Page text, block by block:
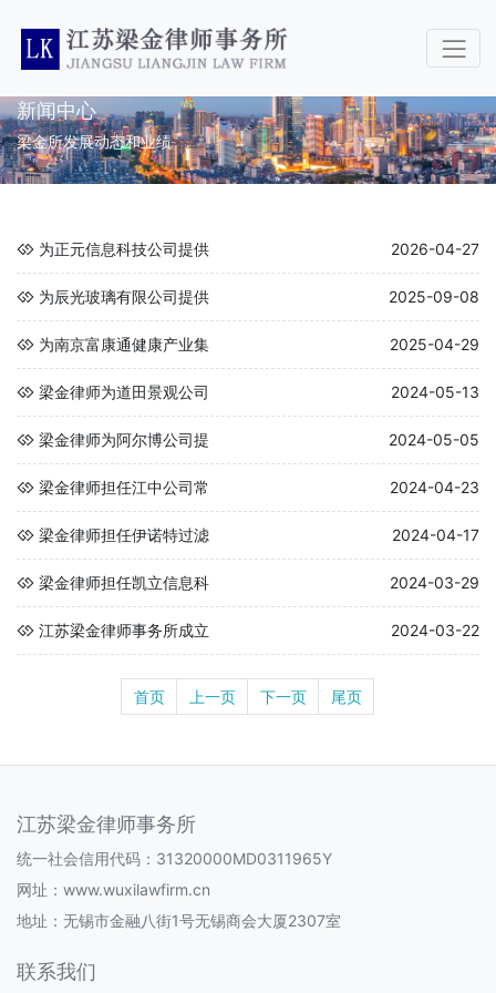
新闻中心
梁金所发展动态和业绩
为正元信息科技公司提供 2026-04-27
为辰光玻璃有限公司提供 2025-09-08
为南京富康通健康产业集 2025-04-29
梁金律师为道田景观公司 2024-05-13
梁金律师为阿尔博公司提 2024-05-05
梁金律师担任江中公司常 2024-04-23
梁金律师担任伊诺特过滤 2024-04-17
梁金律师担任凯立信息科 2024-03-29
江苏梁金律师事务所成立 2024-03-22
首页 上一页 下一页 尾页
江苏梁金律师事务所
统一社会信用代码：31320000MD0311965Y
网址： www.wuxilawfirm.cn
地址：无锡市金融八街1号无锡商会大厦2307室
联系我们